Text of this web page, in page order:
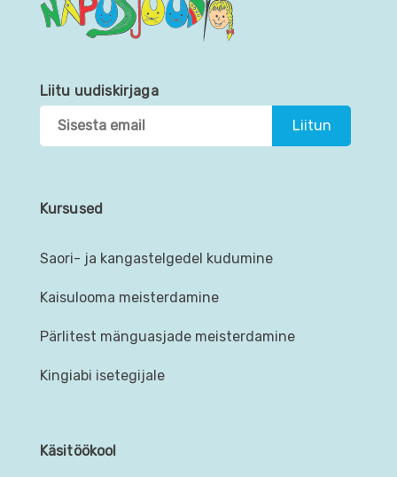
Liitu uudiskirjaga
Kursused
Saori- ja kangastelgedel kudumine
Kaisulooma meisterdamine
Pärlitest mänguasjade meisterdamine
Kingiabi isetegijale
Käsitöökool